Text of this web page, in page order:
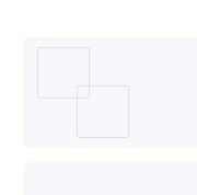
派